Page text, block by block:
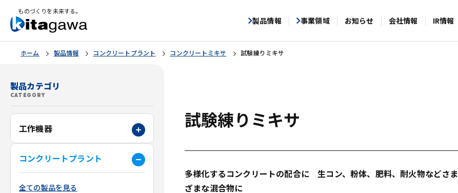
ものづくりを未来する。
製品情報 事業領域 お知らせ 会社情報 IR情報
ホーム 製品情報 コンクリートプラント コンクリートミキサ 試験練りミキサ
製品カテゴリ
CATEGORY
工作機器
コンクリートプラント
全ての製品を見る
試験練りミキサ
多様化するコンクリートの配合に 生コン、粉体、肥料、耐火物などさま
ざまな混合物に